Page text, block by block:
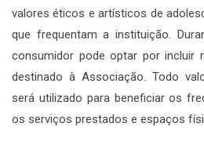
valores éticos e artísticos de
que frequentam a instituição.
consumidor pode optar por incluir
destinado à Associação. Todo
será utilizado para beneficiar os
os serviços prestados e espaços